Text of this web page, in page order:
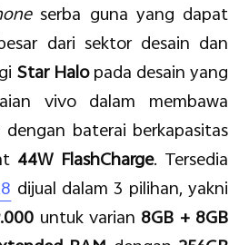
serba guna yang dapat
dari sektor desain dan
Star Halopada desain yang
vivo dalam membawa
baterai berkapasitas
44W FlashCharge. Tersedia
dijual dalam 3 pilihan, yakni
untuk varian 8GB + 8GB